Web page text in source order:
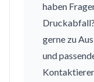
haben
gerne zu
und